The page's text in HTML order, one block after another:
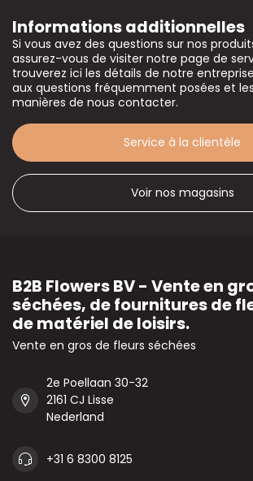
Informations additionnelles
Si vous avez des questions sur nos
assurez-vous de visiter notre page de
trouverez ici les détails de notre
aux questions fréquemment posées et
manières de nous contacter.
Service à la clientèle
Voir nos magasins
B2B Flowers BV - Vente en
séchées, de fournitures de
de matériel de loisirs.
Vente en gros de fleurs séchées
2e Poellaan 30-32
2161 CJ Lisse
Nederland
+31 6 8300 8125